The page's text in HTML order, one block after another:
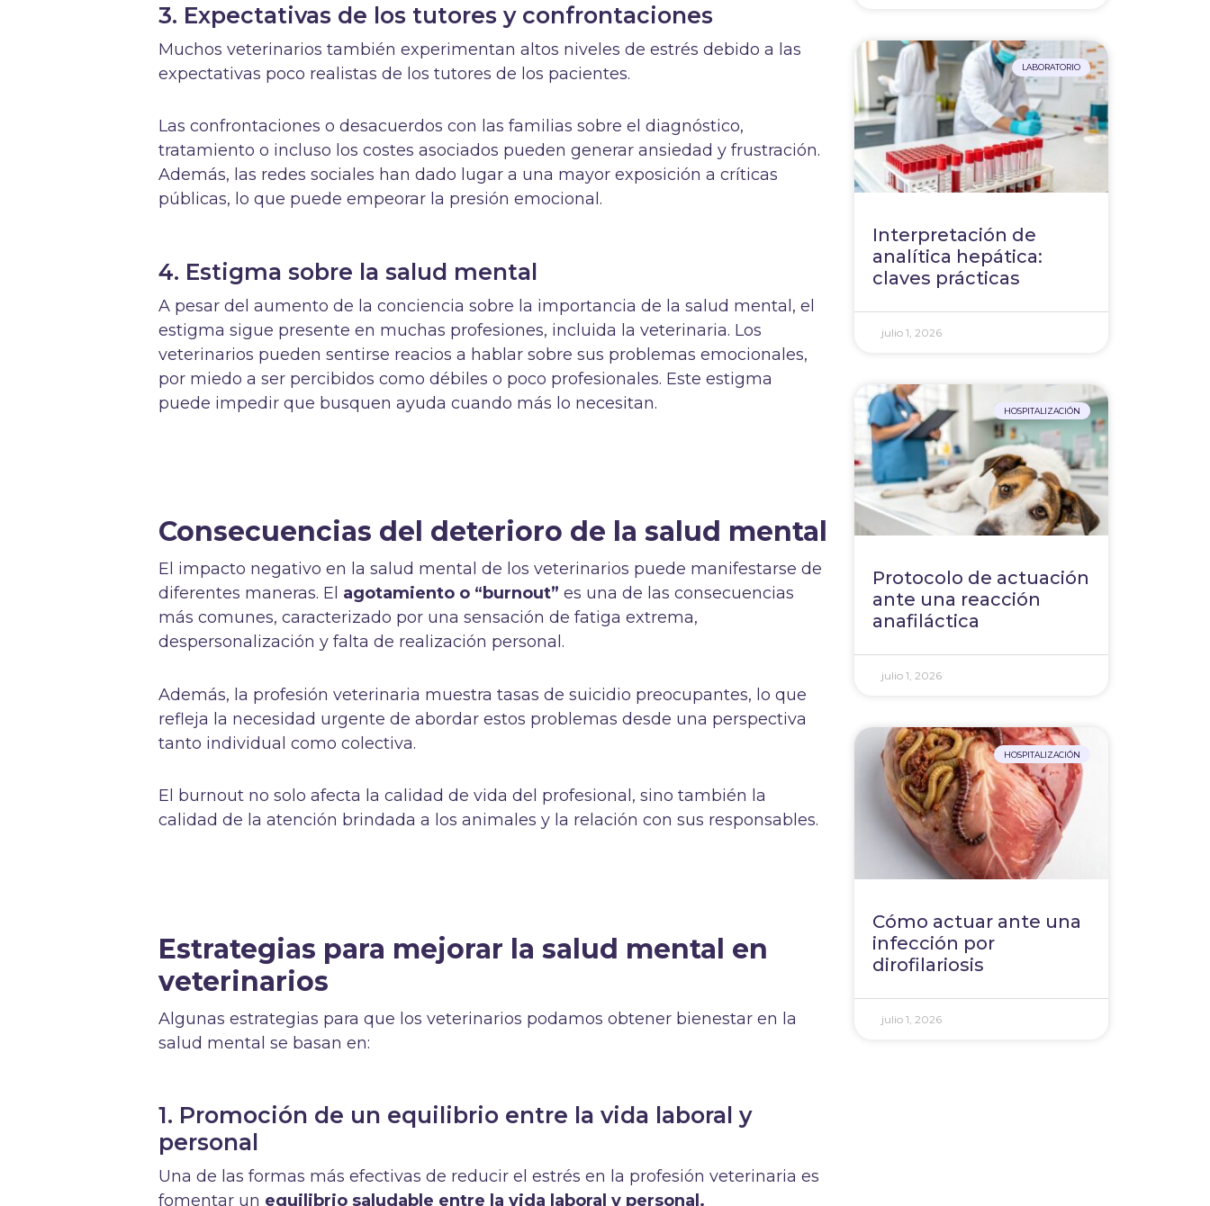
3. Expectativas de los tutores y confrontaciones
Muchos veterinarios también experimentan altos niveles de estrés debido a las
expectativas poco realistas de los tutores de los pacientes.
Las confrontaciones o desacuerdos con las familias sobre el diagnóstico,
tratamiento o incluso los costes asociados pueden generar ansiedad y frustración.
Además, las redes sociales han dado lugar a una mayor exposición a críticas
públicas, lo que puede empeorar la presión emocional.
4. Estigma sobre la salud mental
A pesar del aumento de la conciencia sobre la importancia de la salud mental, el
estigma sigue presente en muchas profesiones, incluida la veterinaria. Los
veterinarios pueden sentirse reacios a hablar sobre sus problemas emocionales,
por miedo a ser percibidos como débiles o poco profesionales. Este estigma
puede impedir que busquen ayuda cuando más lo necesitan.
Consecuencias del deterioro de la salud mental
El impacto negativo en la salud mental de los veterinarios puede manifestarse de
diferentes maneras. El agotamiento o “burnout”es una de las consecuencias
más comunes, caracterizado por una sensación de fatiga extrema,
despersonalización y falta de realización personal.
Además, la profesión veterinaria muestra tasas de suicidio preocupantes, lo que
refleja la necesidad urgente de abordar estos problemas desde una perspectiva
tanto individual como colectiva.
El burnout no solo afecta la calidad de vida del profesional, sino también la
calidad de la atención brindada a los animales y la relación con sus responsables.
Estrategias para mejorar la salud mental en
veterinarios
Algunas estrategias para que los veterinarios podamos obtener bienestar en la
salud mental se basan en:
1. Promoción de un equilibrio entre la vida laboral y
personal
Una de las formas más efectivas de reducir el estrés en la profesión veterinaria es
fomentar un equilibrio saludable entre la vida laboral y personal.
LABORATORIO
Interpretación de
analítica hepática:
claves prácticas
julio 1, 2026
HOSPITALIZACIÓN
Protocolo de actuación
ante una reacción
anafiláctica
julio 1, 2026
HOSPITALIZACIÓN
Cómo actuar ante una
infección por
dirofilariosis
julio 1, 2026